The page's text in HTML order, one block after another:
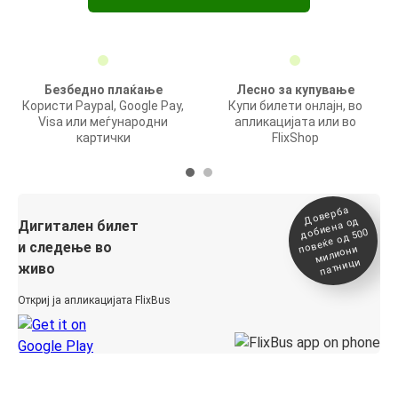
Безбедно плаќање
Користи Paypal, Google Pay,
Visa или меѓународни
картички
Лесно за купување
Купи билети онлајн, во
апликацијата или во
FlixShop
Дигитален билет
и следење во
живо
Откриј ја апликацијата FlixBus
Доверба
добиена о
д
повеќе о
д 500
милиони
патници